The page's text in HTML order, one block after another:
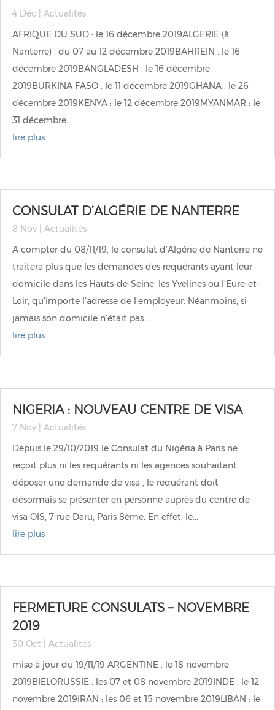
4 Déc
Actualités
AFRIQUE DU SUD : le 16 décembre 2019ALGERIE (à
Nanterre) : du 07 au 12 décembre 2019BAHREIN : le 16
décembre 2019BANGLADESH : le 16 décembre
2019BURKINA FASO : le 11 décembre 2019GHANA : le 26
décembre 2019KENYA : le 12 décembre 2019MYANMAR : le
31 décembre...
lire plus
CONSULAT D’ALGÉRIE DE NANTERRE
8 Nov
Actualités
A compter du 08/11/19, le consulat d’Algérie de Nanterre ne
traitera plus que les demandes des requérants ayant leur
domicile dans les Hauts-de-Seine, les Yvelines ou l’Eure-et-
Loir, qu’importe l’adresse de l’employeur. Néanmoins, si
jamais son domicile n’était pas...
lire plus
NIGERIA : NOUVEAU CENTRE DE VISA
7 Nov
Actualités
Depuis le 29/10/2019 le Consulat du Nigéria à Paris ne
reçoit plus ni les requérants ni les agences souhaitant
déposer une demande de visa ; le requérant doit
désormais se présenter en personne auprès du centre de
visa OIS, 7 rue Daru, Paris 8ème. En effet, le...
lire plus
FERMETURE CONSULATS – NOVEMBRE
2019
30 Oct
Actualités
mise à jour du 19/11/19 ARGENTINE : le 18 novembre
2019BIELORUSSIE : les 07 et 08 novembre 2019INDE : le 12
novembre 2019IRAN : les 06 et 15 novembre 2019LIBAN : le